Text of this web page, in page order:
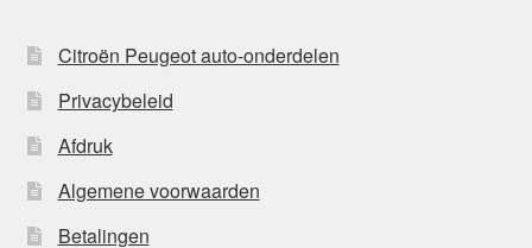
Citroën Peugeot auto-onderdelen
Privacybeleid
Afdruk
Algemene voorwaarden
Betalingen